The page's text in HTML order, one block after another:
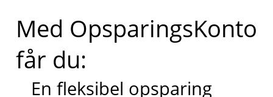
Med OpsparingsKonto
får du:
En fleksibel opsparing